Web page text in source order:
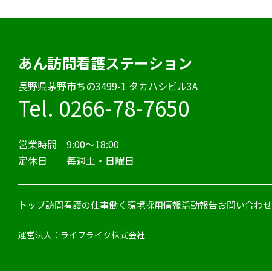
あん訪問看護ステーション
⻑野県茅野市ちの3499-1 タカハシビル3A
Tel. 0266-78-7650
営業時間 9:00〜18:00
定休日 毎週土・日曜日
トップ訪問看護の仕事働く環境採用情報活動報告お問い合わせ
運営法人：ライフライク株式会社